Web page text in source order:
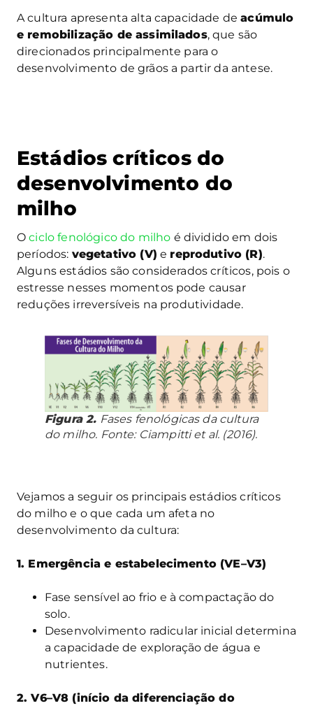
A cultura apresenta alta capacidade deacúmulo
e remobilização de assimilados, que são
direcionados principalmente para o
desenvolvimento de grãos a partir da antese.
Estádios críticos do
desenvolvimento do
milho
Ociclo fenológico do milho é dividido em dois
períodos: vegetativo (V) e reprodutivo (R).
Alguns estádios são considerados críticos, pois o
estresse nesses momentos pode causar
reduções irreversíveis na produtividade.
Figura 2. Fases fenológicas da cultura
do milho. Fonte: Ciampitti et al. (2016).
Vejamos a seguir os principais estádios críticos
do milho e o que cada um afeta no
desenvolvimento da cultura:
1. Emergência e estabelecimento (VE–V3)
Fase sensível ao frio e à compactação do
solo.
Desenvolvimento radicular inicial determina
a capacidade de exploração de água e
nutrientes.
2. V6–V8 (início da diferenciação do